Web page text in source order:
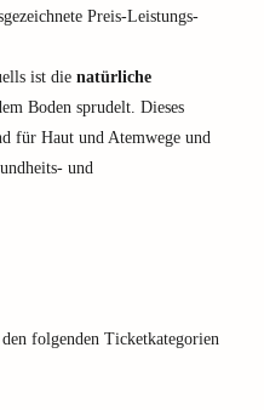
Preis-Leistungs-
ist die natürliche
Boden sprudelt. Dieses
für Haut und Atemwege und
und
folgenden Ticketkategorien